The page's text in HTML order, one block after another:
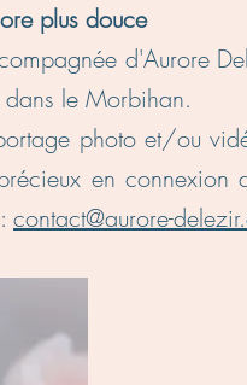
plus douce
d'Aurore
dans le Morbihan.
photo et/ou
en connexion
contact@aurore-